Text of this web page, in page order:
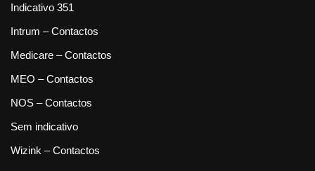
Indicativo 351
Intrum – Contactos
Medicare – Contactos
MEO – Contactos
NOS – Contactos
Sem indicativo
Wizink – Contactos